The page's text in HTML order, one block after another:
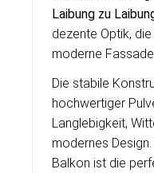
Laibung zu
dezente Optik,
moderne
Die stabile
hochwertiger
Langlebigkeit,
modernes
Balkon ist die